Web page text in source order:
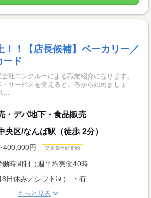
！！【店長候補】ベーカリー／
ード
社エンクルーによる職業紹介になります。
サービスを覚えるところから始めましょ
...
・デパ地下・食品販売
央区/なんば駅（徒歩 2分）
400,000円 交通費全額支給
時間制（週平均実働40時...
8日休み／シフト制） ・有...
もっと見る